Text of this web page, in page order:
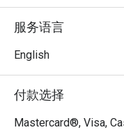
一餐，这里都是您的
服务语言
English
付款选择
Mastercard®, Visa,